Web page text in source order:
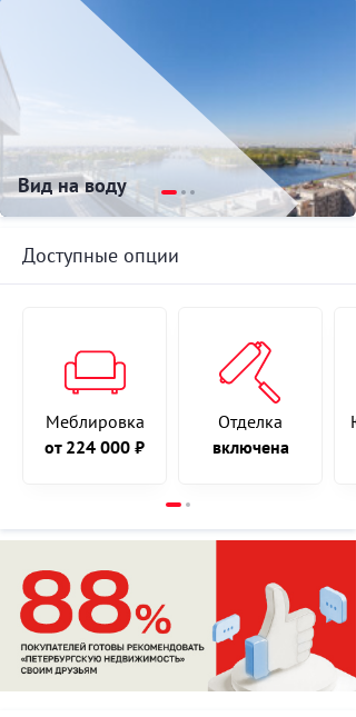
Вид на воду
Доступные опции
Меблировка
от 224 000 ₽
Отделка
включена